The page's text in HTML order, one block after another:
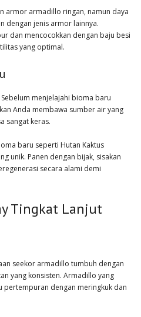
armor armadillo ringan, namun daya
dengan jenis armor lainnya.
dan mencocokkan dengan baju besi
yang optimal.
Sebelum menjelajahi bioma baru
Anda membawa sumber air yang
sangat keras.
baru seperti Hutan Kaktus
unik. Panen dengan bijak, sisakan
secara alami demi
Tingkat Lanjut
seekor armadillo tumbuh dengan
yang konsisten. Armadillo yang
dengan meringkuk dan